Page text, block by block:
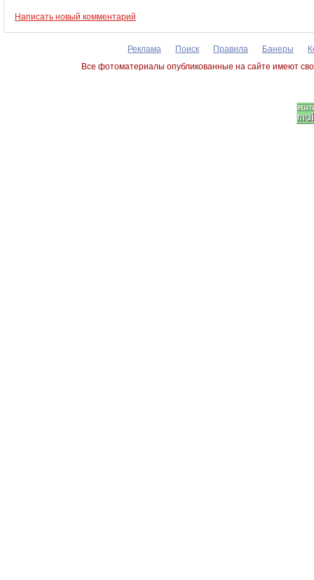
Написать новый комментарий
Реклама Поиск Правила Банеры
Все фотоматериалы опубликованные на сайте имеют